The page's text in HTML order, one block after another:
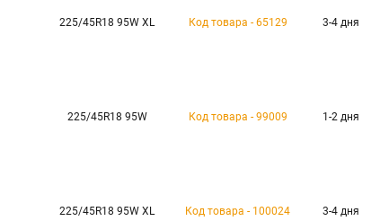
225/45R18 95W XL Код товара - 65129 3-4 дня
225/45R18 95W Код товара - 99009 1-2 дня
225/45R18 95W XL Код товара - 100024 3-4 дня